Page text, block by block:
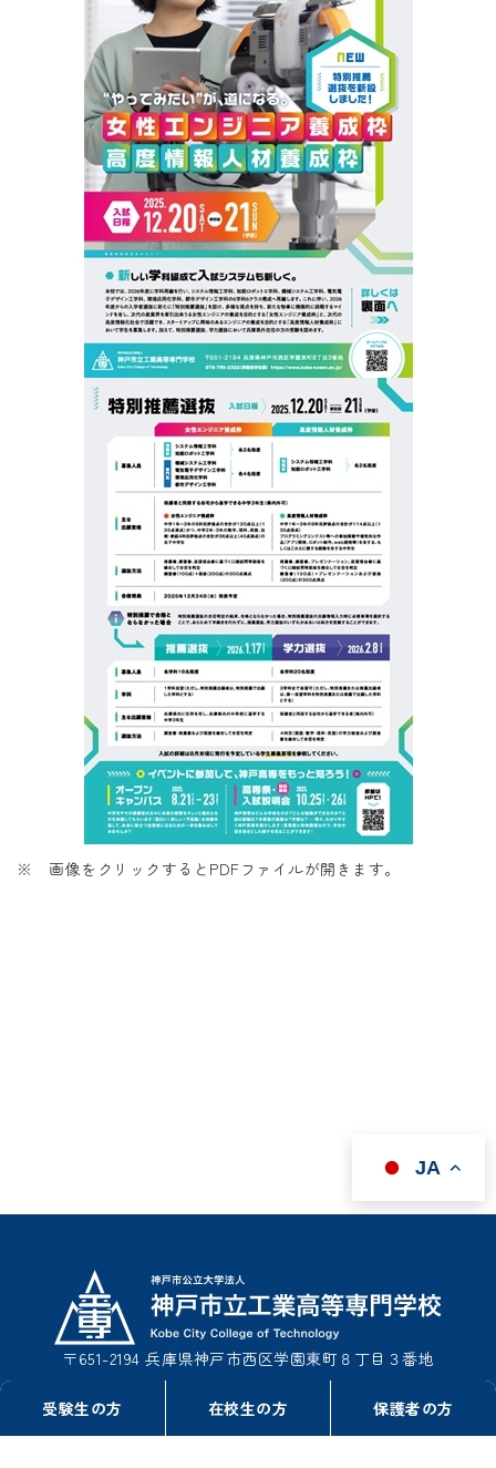
※ 画像をクリックするとPDFファイルが開きます。
JA
受験生の方 在校生の方 保護者の方
〒651-2194 兵庫県神戸市西区学園東町８丁目３番地
TEL : 078-795-3311（事務室総務課）